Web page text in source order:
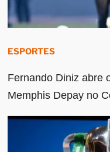
ESPORTES
Fernando Diniz abre
Memphis Depay no